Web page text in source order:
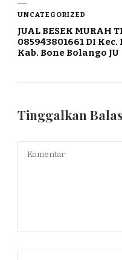
UNCATEGORIZED
JUAL BESEK MURAH
085943801661 DI Kec.
Kab. Bone Bolango JU
Tinggalkan